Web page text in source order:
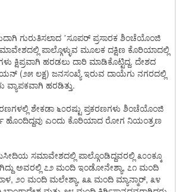
ಗುರುತಿಸಲಾದ ’ಸೂಪರ್ ಪ್ರಸಾರಕ ಶಿಂಚೆಯೊಂಜಿ
ಪಾಲ್ಗೊಳ್ಳುವ ಮೂಲಕ ದಕ್ಷಿಣ ಕೊರಿಯಾದಲ್ಲಿ
ಕ್ಷಿಪ್ರವಾಗಿ ಹರಡಲು ದಾರಿ ಮಾಡಿಕೊಟ್ಟಿದ್ದ. ದೇಶದ
(೨೫ ಲಕ್ಷ) ಜನಸಂಖ್ಯೆ ಇರುವ ದಾಯೆಗು ನಗರದಲ್ಲಿ
ವ್ಯಾಪಕವಾಗಿ ಹರಡಿತ್ತು.
ಶೇಕಡಾ ೬೦ರಷ್ಟು ಪ್ರಕರಣಗಳು ಶಿಂಚೆಯೊಂಜಿ
ಹೊಂದಿದ್ದವು ಎಂದು ಕೊರಿಯಾದ ರೋಗ ನಿಯಂತ್ರಣ
ಸಮಾವೇಶದಲ್ಲಿ ಪಾಲ್ಗೊಂಡಿದ್ದವರಲ್ಲಿ ೩೦೦ಕ್ಕೂ
ಅವರಲ್ಲಿ ೭೨ ಮಂದಿ ಇಂಡೋನೇಶ್ಯಾ, ೭೧ ಮಂದಿ
, ೨೦ ಮಂದಿ ಮಲೇಶ್ಯಾ, ೩೩ ಮಂದಿ ಮ್ಯಾನ್ಮಾರ್, ೩೪